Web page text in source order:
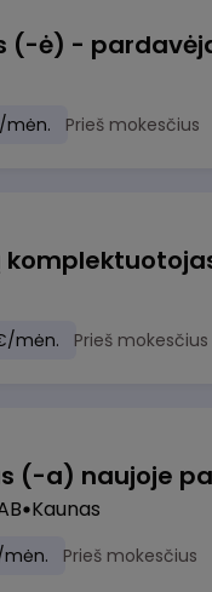
mėn. Prieš mokesčius
mėn. Prieš mokesčius
Kaunas
mėn. Prieš mokesčius